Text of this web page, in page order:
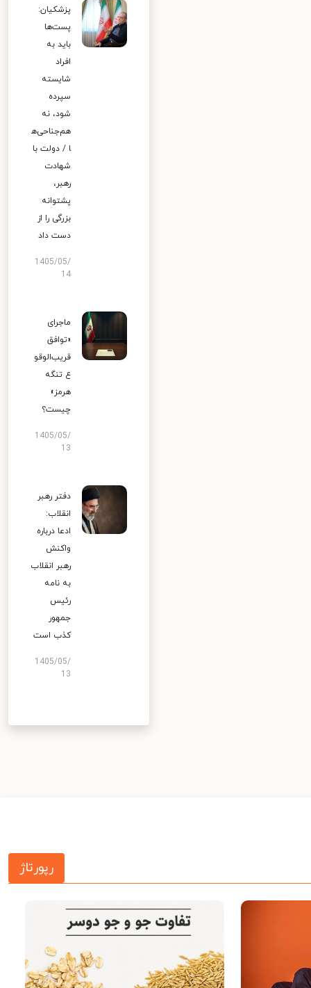
پزشکیان:
پست‌ها
باید به
افراد
شایسته
سپرده
شود، نه
هم‌جناحی‌ه
ا / دولت با
شهادت
رهبر،
پشتوانه
بزرگی را از
دست داد
1405/05/
14
ماجرای
«توافق
قریب‌الوقو
ع تنگه
هرمز»
چیست؟
1405/05/
13
دفتر رهبر
انقلاب:
ادعا درباره
واکنش
رهبر انقلاب
به نامه
رئیس
جمهور
کذب است
1405/05/
13
رپورتاژ